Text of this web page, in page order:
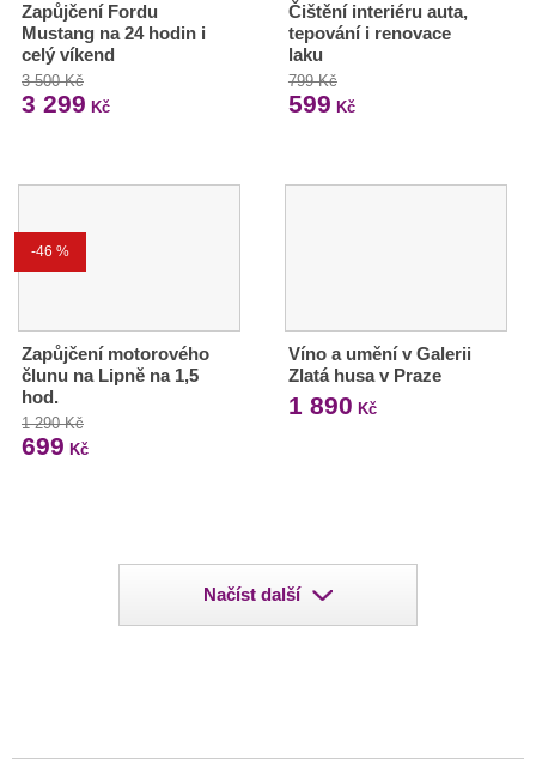
Zapůjčení Fordu
Mustang na 24 hodin i
celý víkend
3 500 Kč
3 299 Kč
Čištění interiéru auta,
tepování i renovace
laku
799 Kč
599 Kč
-46 %
Zapůjčení motorového
člunu na Lipně na 1,5
hod.
1 290 Kč
699 Kč
Víno a umění v Galerii
Zlatá husa v Praze
1 890 Kč
Načíst další